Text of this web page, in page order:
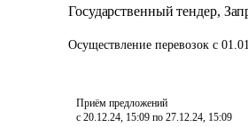
Государственный тендер,
Осуществление перевозок с
Приём предложений
с 20.12.24, 15:09 по 27.12.24, 15:09